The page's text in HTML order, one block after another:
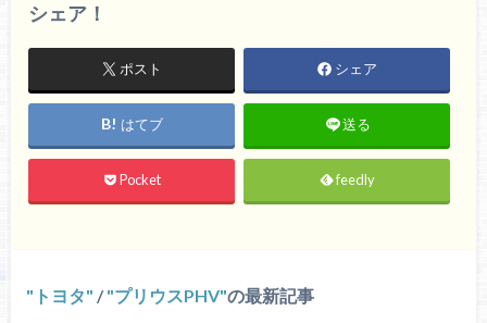
シェア！
ポスト シェア
はてブ 送る
Pocket feedly
トヨタ / プリウスPHV の最新記事